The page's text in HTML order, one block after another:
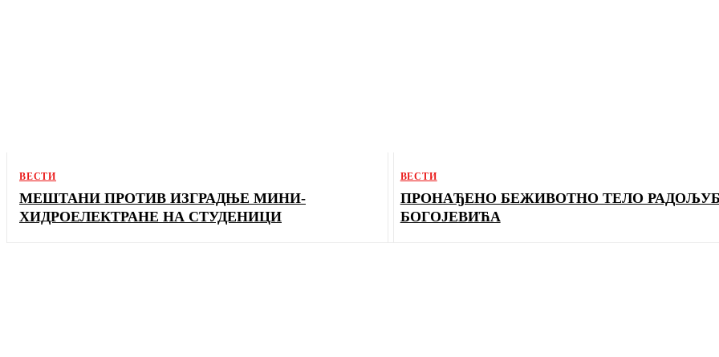
ВЕСТИ
МЕШТАНИ ПРОТИВ ИЗГРАДЊЕ МИНИ-
ХИДРОЕЛЕКТРАНЕ НА СТУДЕНИЦИ
ВЕСТИ
ПРОНАЂЕНО БЕЖИВОТНО ТЕЛО
БОГОЈЕВИЋА